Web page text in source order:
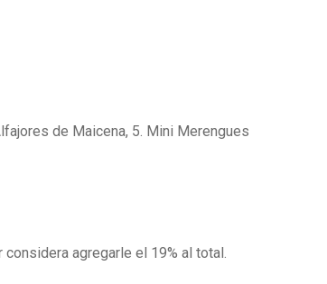
de Maicena, 5. Mini Merengues
agregarle el 19% al total.